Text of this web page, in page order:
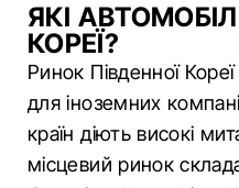
ЯКІ
КОРЕЇ?
Ринок Південної
для іноземних
країн діють високі
місцевий ринок